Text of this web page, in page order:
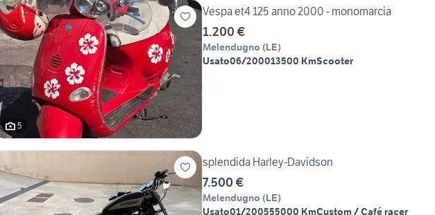
5
Vespa et4 125 anno 2000 - monomarcia
1.200 €
Melendugno (LE)
Usato06/200013500 KmScooter
splendida Harley-Davidson
7.500 €
Melendugno (LE)
Usato01/200555000 KmCustom / Café racer